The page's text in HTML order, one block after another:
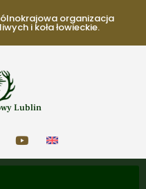
organizacja
i koła łowieckie.
Lublin